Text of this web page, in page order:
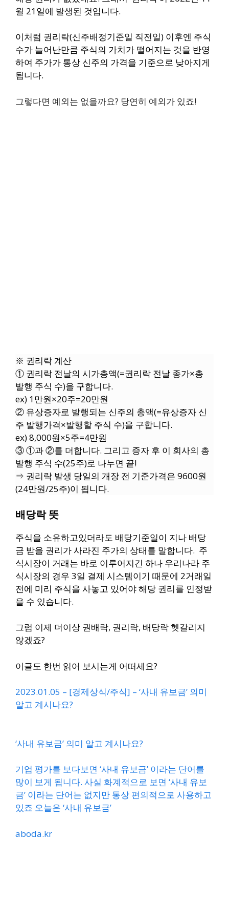
월 21일에 발생된 것입니다.
이처럼 권리락(신주배정기준일 직전일) 이후엔 주식
수가 늘어난만큼 주식의 가치가 떨어지는 것을 반영
하여 주가가 통상 신주의 가격을 기준으로 낮아지게
됩니다.
그렇다면 예외는 없을까요? 당연히 예외가 있죠!
※ 권리락 계산
① 권리락 전날의 시가총액(=권리락 전날 종가×총
발행 주식 수)을 구합니다.
ex) 1만원×20주=20만원
② 유상증자로 발행되는 신주의 총액(=유상증자 신
주 발행가격×발행할 주식 수)을 구합니다.
ex) 8,000원×5주=4만원
③ ①과 ②를 더합니다. 그리고 증자 후 이 회사의 총
발행 주식 수(25주)로 나누면 끝!
⇒ 권리락 발생 당일의 개장 전 기준가격은 9600원
(24만원/25주)이 됩니다.
배당락 뜻
주식을 소유하고있더라도 배당기준일이 지나 배당
금 받을 권리가 사라진 주가의 상태를 말합니다. 주
식시장이 거래는 바로 이루어지긴 하나 우리나라 주
식시장의 경우 3일 결제 시스템이기 때문에 2거래일
전에 미리 주식을 사놓고 있어야 해당 권리를 인정받
을 수 있습니다.
그럼 이제 더이상 권배락, 권리락, 배당락 헷갈리지
않겠죠?
이글도 한번 읽어 보시는게 어떠세요?
2023.01.05 – [경제상식/주식] – ‘사내 유보금’ 의미
알고 계시나요?
‘사내 유보금’ 의미 알고 계시나요?
기업 평가를 보다보면 ‘사내 유보금’ 이라는 단어를
많이 보게 됩니다. 사실 화계적으로 보면 ‘사내 유보
금’ 이라는 단어는 없지만 통상 편의적으로 사용하고
있죠 오늘은 ‘사내 유보금’
aboda.kr